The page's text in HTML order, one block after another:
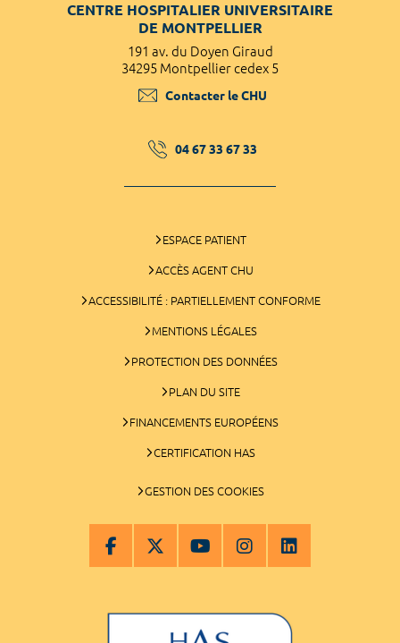
CENTRE HOSPITALIER UNIVERSITAIRE
DE MONTPELLIER
191 av. du Doyen Giraud
34295 Montpellier cedex 5
Contacter le CHU
04 67 33 67 33
ESPACE PATIENT
ACCÈS AGENT CHU
ACCESSIBILITÉ : PARTIELLEMENT CONFORME
MENTIONS LÉGALES
PROTECTION DES DONNÉES
PLAN DU SITE
FINANCEMENTS EUROPÉENS
CERTIFICATION HAS
GESTION DES COOKIES